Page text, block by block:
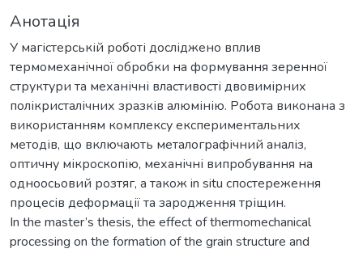
Анотація
У магістерській роботі досліджено вплив
термомеханічної обробки на формування зеренної
структури та механічні властивості двовимірних
полікристалічних зразків алюмінію. Робота виконана з
використанням комплексу експериментальних
методів, що включають металографічний аналіз,
оптичну мікроскопію, механічні випробування на
одноосьовий розтяг, а також in situ спостереження
процесів деформації та зародження тріщин.
In the master’s thesis, the effect of thermomechanical
processing on the formation of the grain structure and